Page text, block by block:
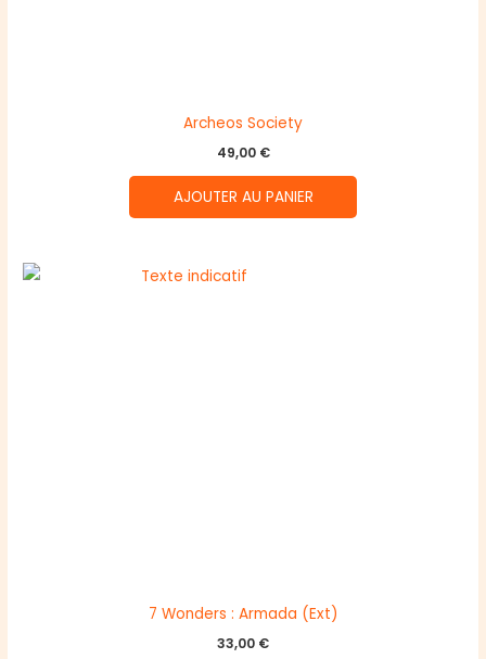
Archeos Society
49,00 €
AJOUTER AU PANIER
7 Wonders : Armada (Ext)
33,00 €